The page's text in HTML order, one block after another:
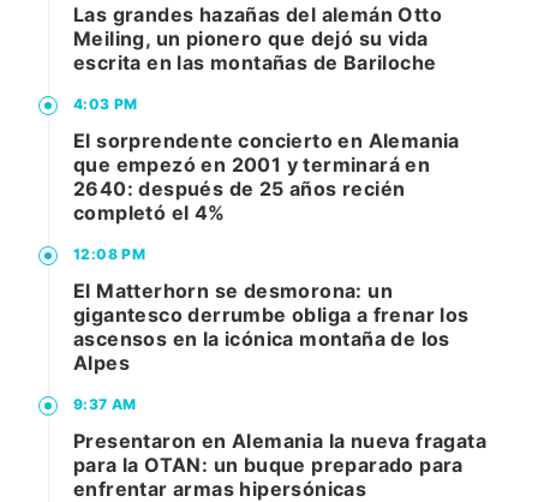
Las grandes hazañas del alemán Otto
Meiling, un pionero que dejó su vida
escrita en las montañas de Bariloche
4:03 PM
El sorprendente concierto en Alemania
que empezó en 2001 y terminará en
2640: después de 25 años recién
completó el 4%
12:08 PM
El Matterhorn se desmorona: un
gigantesco derrumbe obliga a frenar los
ascensos en la icónica montaña de los
Alpes
9:37 AM
Presentaron en Alemania la nueva fragata
para la OTAN: un buque preparado para
enfrentar armas hipersónicas